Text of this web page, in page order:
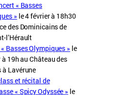
« Basses
» le 4 février à 18h30
des Dominicains de
l’Hérault
Basses Olympiques » le
19h au Château des
à Lavérune
et récital de
« Spicy Odyssée » le